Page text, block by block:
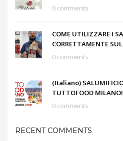
0 comments
COME UTILIZZARE I
CORRETTAMENTE
0 comments
(Italiano)
TUTTOFOOD
0 comments
RECENT COMMENTS